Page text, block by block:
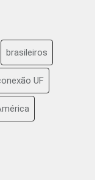
brasileiros
UF